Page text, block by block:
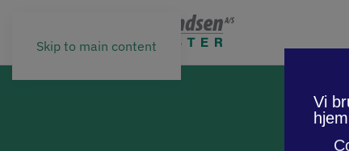
Skip to main content